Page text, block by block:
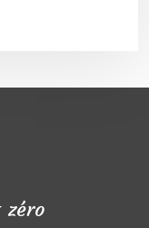
zéro